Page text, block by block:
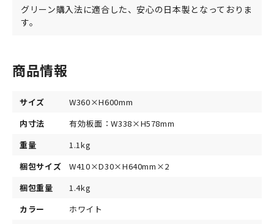
グリーン購入法に適合した、安心の日本製となっておりま
す。
商品情報
サイズ
W360×H600mm
内寸法
有効板面：W338×H578mm
重量
1.1kg
梱包サイズ
W410×D30×H640mm×2
梱包重量
1.4kg
カラー
ホワイト